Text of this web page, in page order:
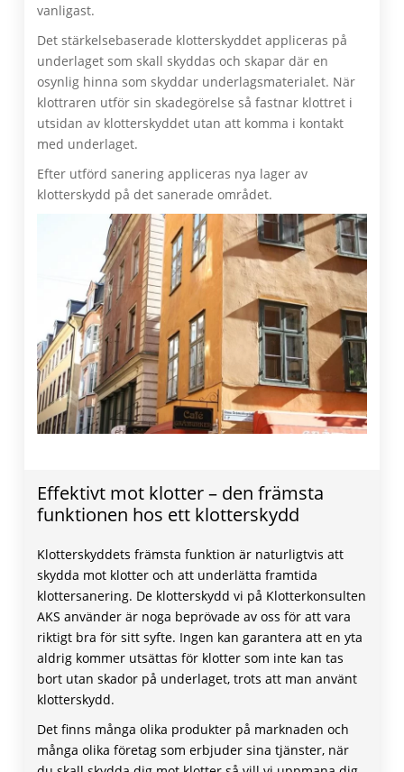
vanligast.
Det stärkelsebaserade klotterskyddet appliceras på
underlaget som skall skyddas och skapar där en
osynlig hinna som skyddar underlagsmaterialet. När
klottraren utför sin skadegörelse så fastnar klottret i
utsidan av klotterskyddet utan att komma i kontakt
med underlaget.
Efter utförd sanering appliceras nya lager av
klotterskydd på det sanerade området.
Effektivt mot klotter – den främsta
funktionen hos ett klotterskydd
Klotterskyddets främsta funktion är naturligtvis att
skydda mot klotter och att underlätta framtida
klottersanering. De klotterskydd vi på Klotterkonsulten
AKS använder är noga beprövade av oss för att vara
riktigt bra för sitt syfte. Ingen kan garantera att en yta
aldrig kommer utsättas för klotter som inte kan tas
bort utan skador på underlaget, trots att man använt
klotterskydd.
Det finns många olika produkter på marknaden och
många olika företag som erbjuder sina tjänster, när